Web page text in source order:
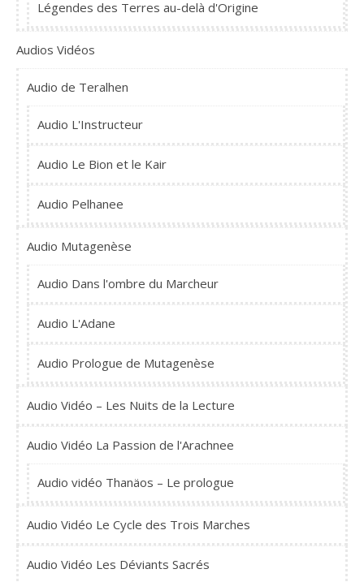
Légendes des Terres au-delà d'Origine
Audios Vidéos
Audio de Teralhen
Audio L'Instructeur
Audio Le Bion et le Kair
Audio Pelhanee
Audio Mutagenèse
Audio Dans l'ombre du Marcheur
Audio L'Adane
Audio Prologue de Mutagenèse
Audio Vidéo – Les Nuits de la Lecture
Audio Vidéo La Passion de l'Arachnee
Audio vidéo Thanäos – Le prologue
Audio Vidéo Le Cycle des Trois Marches
Audio Vidéo Les Déviants Sacrés